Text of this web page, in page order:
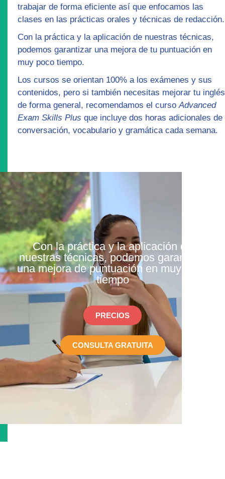
trabajar de forma eficiente así que enfocamos las
clases en las prácticas orales y técnicas de redacción.
Con la práctica y la aplicación de nuestras técnicas,
podemos garantizar una mejora de tu puntuación en
muy poco tiempo.
Los cursos se orientan 100% a los exámenes y sus
contenidos, pero si también necesitas mejorar tu inglés
de forma general, recomendamos el cursoAdvanced
Exam Skills Plus que incluye dos horas adicionales de
conversación, vocabulario y gramática cada semana.
Con la práctica y la aplicación de
nuestras técnicas, podemos garantizar
una mejora de puntuación en muy poco
tiempo
PRECIOS
CONSULTA GRATUITA